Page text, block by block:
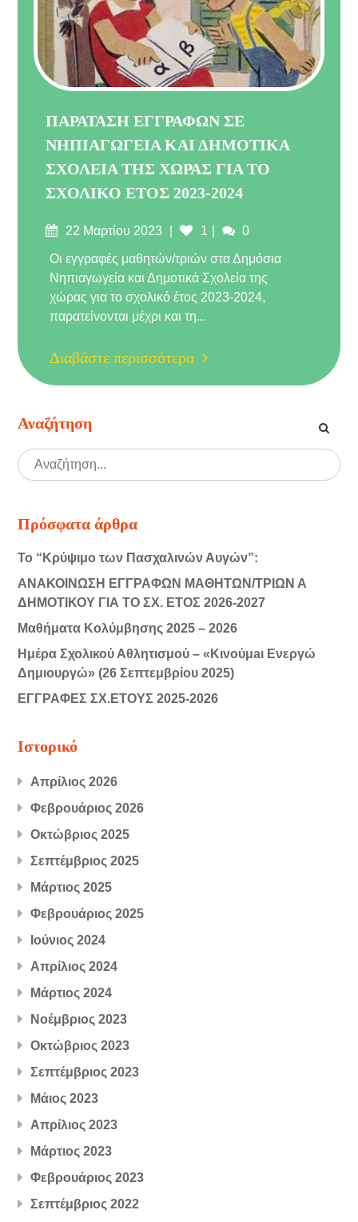
ΠΑΡΑΤΑΣΗ ΕΓΓΡΑΦΩΝ ΣΕ
ΝΗΠΙΑΓΩΓΕΙΑ ΚΑΙ ΔΗΜΟΤΙΚΑ
ΣΧΟΛΕΙΑ ΤΗΣ ΧΩΡΑΣ ΓΙΑ ΤΟ
ΣΧΟΛΙΚΟ ΕΤΟΣ 2023-2024
Δημοσιεύτηκε
22 Μαρτίου 2023 1 Σχόλια
0
Οι εγγραφές μαθητών/τριών στα Δημόσια
Νηπιαγωγεία και Δημοτικά Σχολεία της
χώρας για το σχολικό έτος 2023-2024,
παρατείνονται μέχρι και τη...
Διαβάστε περισσότερα
Αναζήτηση
Πρόσφατα άρθρα
Το “Κρύψιμο των Πασχαλινών Αυγών”:
ΑΝΑΚΟΙΝΩΣΗ ΕΓΓΡΑΦΩΝ ΜΑΘΗΤΩΝ/ΤΡΙΩΝ Α
ΔΗΜΟΤΙΚΟΥ ΓΙΑ ΤΟ ΣΧ. ΕΤΟΣ 2026-2027
Μαθήματα Κολύμβησης 2025 – 2026
Ημέρα Σχολικού Αθλητισμού – «Κινούμaι Ενεργώ
Δημιουργώ» (26 Σεπτεμβρίου 2025)
ΕΓΓΡΑΦΕΣ ΣΧ.ΕΤΟΥΣ 2025-2026
Ιστορικό
Απρίλιος 2026
Φεβρουάριος 2026
Οκτώβριος 2025
Σεπτέμβριος 2025
Μάρτιος 2025
Φεβρουάριος 2025
Ιούνιος 2024
Απρίλιος 2024
Μάρτιος 2024
Νοέμβριος 2023
Οκτώβριος 2023
Σεπτέμβριος 2023
Μάιος 2023
Απρίλιος 2023
Μάρτιος 2023
Φεβρουάριος 2023
Σεπτέμβριος 2022